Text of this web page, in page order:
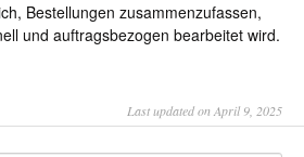
Bestellungen zusammenzufassen,
und auftragsbezogen bearbeitet wird.
Last updated on April 9, 2025